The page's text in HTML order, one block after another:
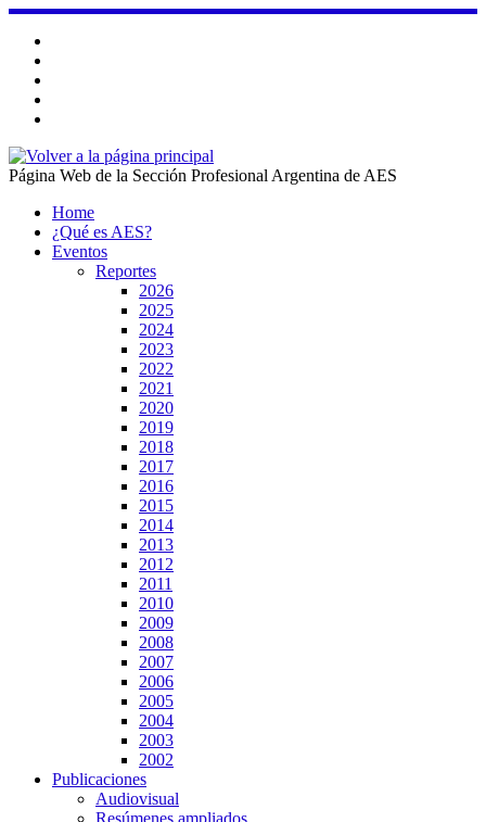
Saltar
contenido
Página Web de la Sección Profesional Argentina de AES
Home
¿Qué es AES?
Eventos
Reportes
2026
2025
2024
2023
2022
2021
2020
2019
2018
2017
2016
2015
2014
2013
2012
2011
2010
2009
2008
2007
2006
2005
2004
2003
2002
Publicaciones
Audiovisual
Resúmenes ampliados